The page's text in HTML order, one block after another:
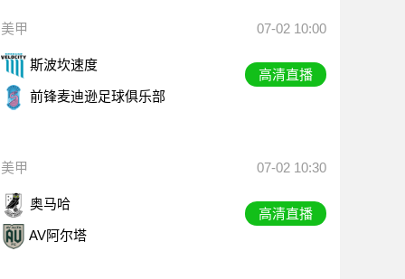
美甲 07-02 10:00
斯波坎速度
前锋麦迪逊足球俱乐部
高清直播
美甲 07-02 10:30
奥马哈
AV阿尔塔
高清直播